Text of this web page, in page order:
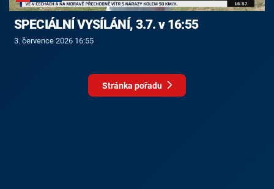
SPECIÁLNÍ VYSÍLÁNÍ, 3.7. v 16:55
3. července 2026 16:55
Stránka pořadu